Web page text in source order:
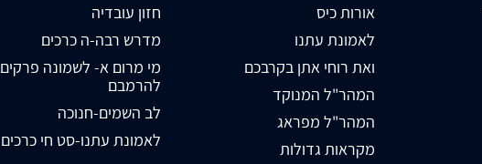
אורות כיס
לאמונת עתנו
ואת רוחי אתן בקרבכם
המהר"ל המנוקד
המהר"ל מפראג
מקראות גדולות
חזון עובדיה
מדרש רבה-ה כרכים
מי מרום א- לשמונה פרקים
להרמבם
לב השמים-חנוכה
לאמונת עתנו-סט חי כרכים